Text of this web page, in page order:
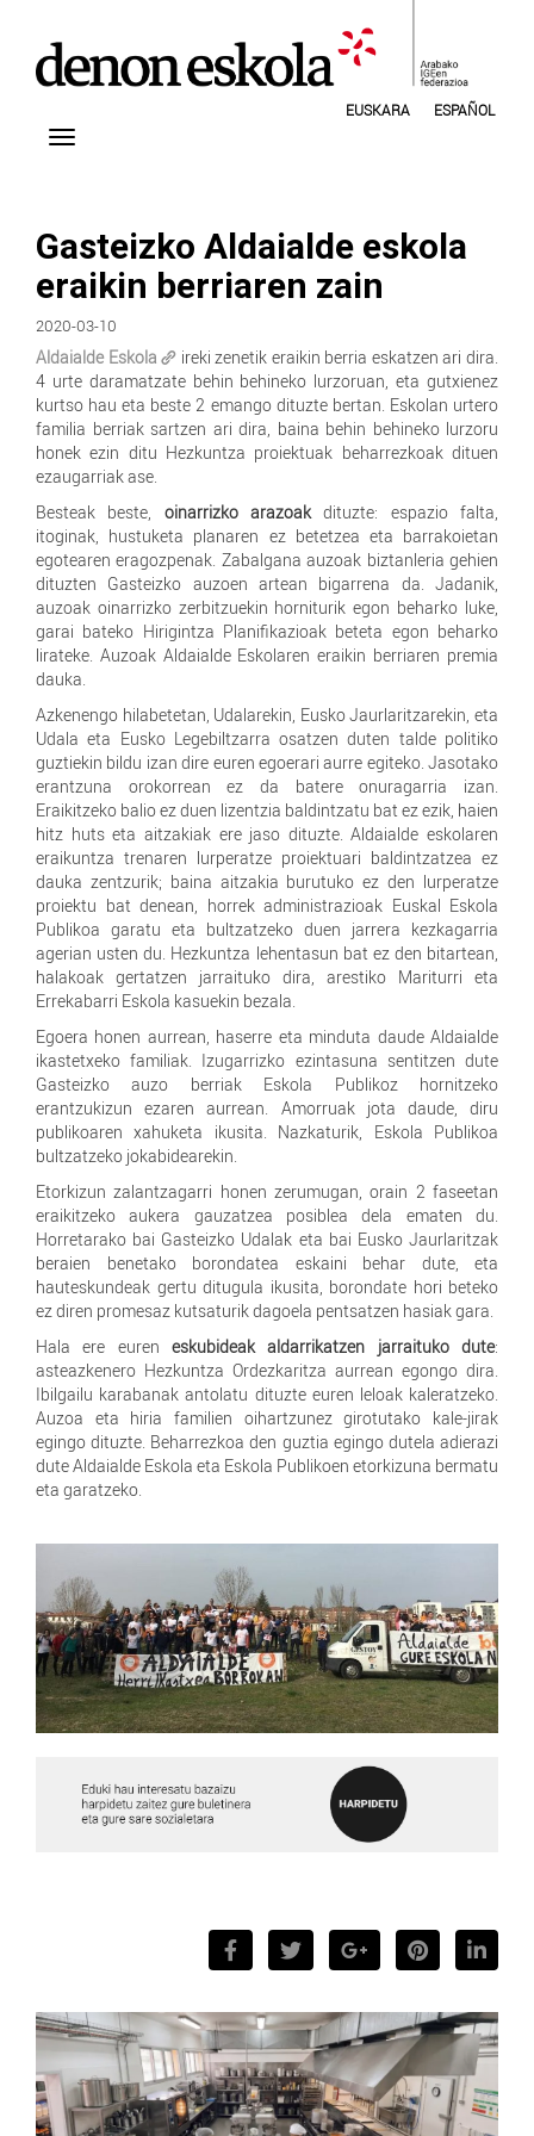
EUSKARA ESPAÑOL
Gasteizko Aldaialde eskola
eraikin berriaren zain
2020-03-10
Aldaialde Eskola
ireki zenetik eraikin berria eskatzen ari dira.
4 urte daramatzate behin behineko lurzoruan, eta gutxienez
kurtso hau eta beste 2 emango dituzte bertan. Eskolan urtero
familia berriak sartzen ari dira, baina behin behineko lurzoru
honek ezin ditu Hezkuntza proiektuak beharrezkoak dituen
ezaugarriak ase.
Besteak beste, oinarrizko arazoakdituzte: espazio falta,
itoginak, hustuketa planaren ez betetzea eta barrakoietan
egotearen eragozpenak. Zabalgana auzoak biztanleria gehien
dituzten Gasteizko auzoen artean bigarrena da. Jadanik,
auzoak oinarrizko zerbitzuekin horniturik egon beharko luke,
garai bateko Hirigintza Planifikazioak beteta egon beharko
lirateke. Auzoak Aldaialde Eskolaren eraikin berriaren premia
dauka.
Azkenengo hilabetetan, Udalarekin, Eusko Jaurlaritzarekin, eta
Udala eta Eusko Legebiltzarra osatzen duten talde politiko
guztiekin bildu izan dire euren egoerari aurre egiteko. Jasotako
erantzuna orokorrean ez da batere onuragarria izan.
Eraikitzeko balio ez duen lizentzia baldintzatu bat ez ezik, haien
hitz huts eta aitzakiak ere jaso dituzte. Aldaialde eskolaren
eraikuntza trenaren lurperatze proiektuari baldintzatzea ez
dauka zentzurik; baina aitzakia burutuko ez den lurperatze
proiektu bat denean, horrek administrazioak Euskal Eskola
Publikoa garatu eta bultzatzeko duen jarrera kezkagarria
agerian usten du. Hezkuntza lehentasun bat ez den bitartean,
halakoak gertatzen jarraituko dira, arestiko Mariturri eta
Errekabarri Eskola kasuekin bezala.
Egoera honen aurrean, haserre eta minduta daude Aldaialde
ikastetxeko familiak. Izugarrizko ezintasuna sentitzen dute
Gasteizko auzo berriak Eskola Publikoz hornitzeko
erantzukizun ezaren aurrean. Amorruak jota daude, diru
publikoaren xahuketa ikusita. Nazkaturik, Eskola Publikoa
bultzatzeko jokabidearekin.
Etorkizun zalantzagarri honen zerumugan, orain 2 faseetan
eraikitzeko aukera gauzatzea posiblea dela ematen du.
Horretarako bai Gasteizko Udalak eta bai Eusko Jaurlaritzak
beraien benetako borondatea eskaini behar dute, eta
hauteskundeak gertu ditugula ikusita, borondate hori beteko
ez diren promesaz kutsaturik dagoela pentsatzen hasiak gara.
Hala ere euren eskubideak aldarrikatzen jarraituko dute:
asteazkenero Hezkuntza Ordezkaritza aurrean egongo dira.
Ibilgailu karabanak antolatu dituzte euren leloak kaleratzeko.
Auzoa eta hiria familien oihartzunez girotutako kale-jirak
egingo dituzte. Beharrezkoa den guztia egingo dutela adierazi
dute Aldaialde Eskola eta Eskola Publikoen etorkizuna bermatu
eta garatzeko.